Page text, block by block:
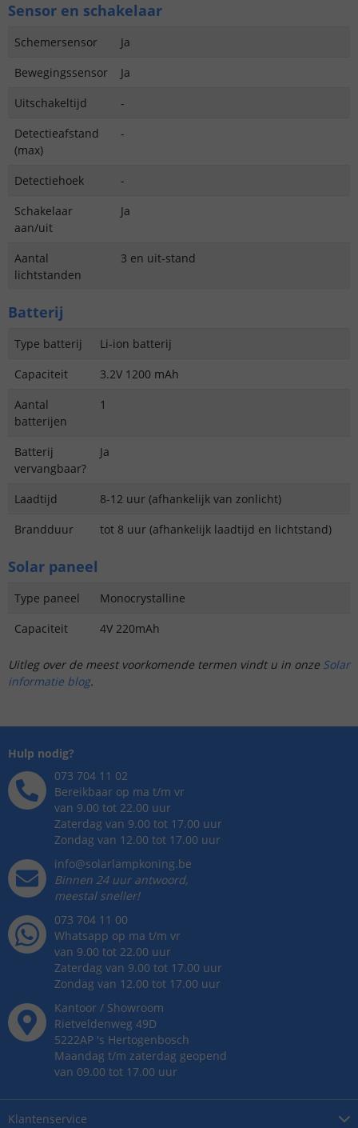
Sensor en schakelaar
Schemersensor
Ja
Bewegingssensor
Ja
Uitschakeltijd
-
Detectieafstand
(max)
-
Detectiehoek
-
Schakelaar
aan/uit
Ja
Aantal
lichtstanden
3 en uit-stand
Batterij
Type batterij
Li-ion batterij
Capaciteit
3.2V 1200 mAh
Aantal
batterijen
1
Batterij
vervangbaar?
Ja
Laadtijd
8-12 uur (afhankelijk van zonlicht)
Brandduur
tot 8 uur (afhankelijk laadtijd en lichtstand)
Solar paneel
Type paneel
Monocrystalline
Capaciteit
4V 220mAh
Uitleg over de meest voorkomende termen vindt u in onze Solar
informatie blog.
Klantenservice
Hulp nodig?
073 704 11 02
Bereikbaar op ma t/m vr
van 9.00 tot 22.00 uur
Zaterdag van 9.00 tot 17.00 uur
Zondag van 12.00 tot 17.00 uur
info@solarlampkoning.be
Binnen 24 uur antwoord,
meestal sneller!
073 704 11 00
Whatsapp op ma t/m vr
van 9.00 tot 22.00 uur
Zaterdag van 9.00 tot 17.00 uur
Zondag van 12.00 tot 17.00 uur
Kantoor / Showroom
Rietveldenweg 49D
5222AP 's Hertogenbosch
Maandag t/m zaterdag geopend
van 09.00 tot 17.00 uur